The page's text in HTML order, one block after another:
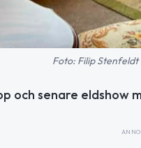
Foto: Filip Stenfeldt
och senare eldshow